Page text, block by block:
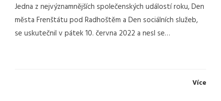
Jedna z nejvýznamnějších společenských událostí roku, Den
města Frenštátu pod Radhoštěm a Den sociálních služeb,
se uskutečnil v pátek 10. června 2022 a nesl se…
Více